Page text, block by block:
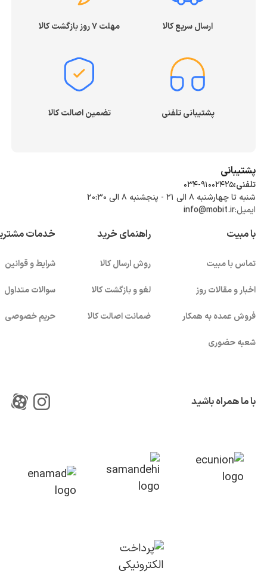
ارسال سریع کالا مهلت ۷ روز بازگشت کالا
پشتیبانی تلفنی تضمین اصالت کالا
پشتیبانی
تلفنی:034-91002425
شنبه تا چهارشنبه ۸ الی ۲۱ - پنجشنبه 8 الی ۲۰:۳۰
ایمیل:info@mobit.ir
با مبیت
تماس با مبیت
اخبار و مقالات روز
فروش عمده به همکار
شعبه حضوری
راهنمای خرید
روش ارسال کالا
لغو و بازگشت کالا
ضمانت اصالت کالا
خدمات
شرایط و قوانین
سوالات متداول
حریم خصوصی
با ما همراه باشید